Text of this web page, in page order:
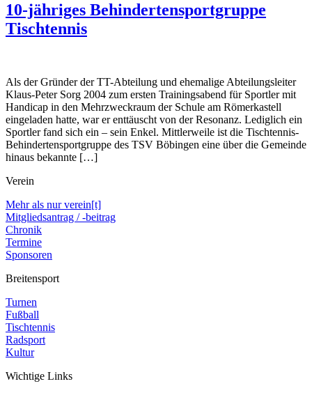
10-jähriges Behindertensportgruppe
Tischtennis
Als der Gründer der TT-Abteilung und ehemalige Abteilungsleiter
Klaus-Peter Sorg 2004 zum ersten Trainingsabend für Sportler mit
Handicap in den Mehrzweckraum der Schule am Römerkastell
eingeladen hatte, war er enttäuscht von der Resonanz. Lediglich ein
Sportler fand sich ein – sein Enkel. Mittlerweile ist die Tischtennis-
Behindertensportgruppe des TSV Böbingen eine über die Gemeinde
hinaus bekannte […]
Verein
Mehr als nur verein[t]
Mitgliedsantrag / -beitrag
Chronik
Termine
Sponsoren
Breitensport
Turnen
Fußball
Tischtennis
Radsport
Kultur
Wichtige Links